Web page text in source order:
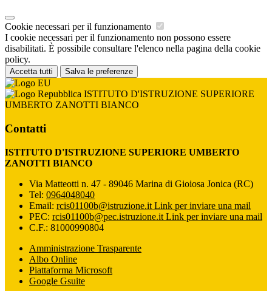
Cookie necessari per il funzionamento
I cookie necessari per il funzionamento non possono essere
disabilitati. È possibile consultare l'elenco nella pagina della cookie
policy.
Accetta tutti Salva le preferenze
ISTITUTO D'ISTRUZIONE SUPERIORE
UMBERTO ZANOTTI BIANCO
Contatti
ISTITUTO D'ISTRUZIONE SUPERIORE UMBERTO
ZANOTTI BIANCO
Via Matteotti n. 47 - 89046 Marina di Gioiosa Jonica (RC)
Tel: 0964048040
Email: rcis01100b@istruzione.it Link per inviare una mail
PEC: rcis01100b@pec.istruzione.it Link per inviare una mail
C.F.: 81000990804
Amministrazione Trasparente
Albo Online
Piattaforma Microsoft
Google Gsuite